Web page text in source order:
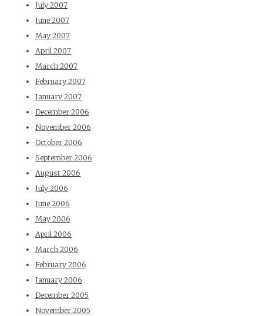
July 2007
June 2007
May 2007
April 2007
March 2007
February 2007
January 2007
December 2006
November 2006
October 2006
September 2006
August 2006
July 2006
June 2006
May 2006
April 2006
March 2006
February 2006
January 2006
December 2005
November 2005